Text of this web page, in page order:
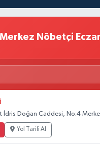
Merkez Nöbetçi
İdris Doğan Caddesi, No:4
Yol Tarifi Al